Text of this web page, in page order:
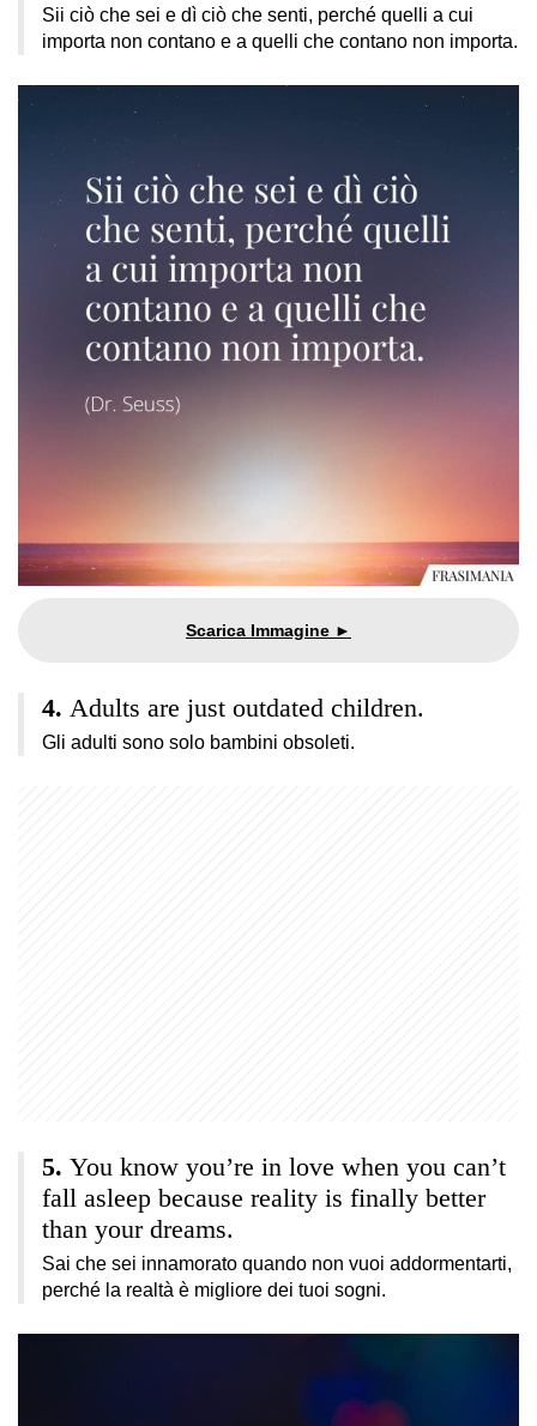
Sii ciò che sei e dì ciò che senti, perché quelli a cui
importa non contano e a quelli che contano non importa.
Adults are just outdated children.
Gli adulti sono solo bambini obsoleti.
You know you’re in love when you can’t
fall asleep because reality is finally better
than your dreams.
Sai che sei innamorato quando non vuoi addormentarti,
perché la realtà è migliore dei tuoi sogni.